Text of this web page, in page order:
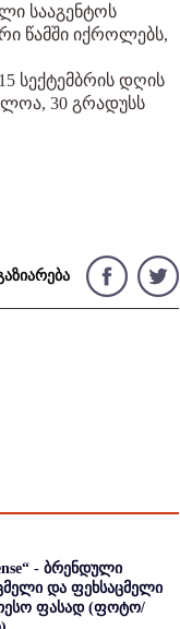
სააგენტოს
წამში იქროლებს,
სექტემბრის დღის
30 გრადუსს
- ბრენდული
და ფეხსაცმელი
ფასად (ფოტო/